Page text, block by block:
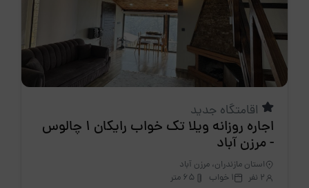
اقامتگاه جدید
اجاره روزانه ویلا تک خواب رایکان 1 چالوس
- مرزن آباد
استان مازندران، مرزن آباد
2 نفر
1 خواب 65 متر